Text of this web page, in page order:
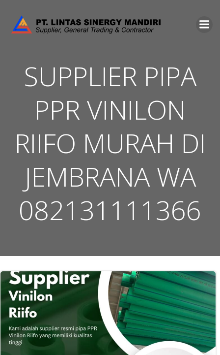
to
content
SUPPLIER PIPA
PPR VINILON
RIIFO MURAH DI
JEMBRANA WA
082131111366